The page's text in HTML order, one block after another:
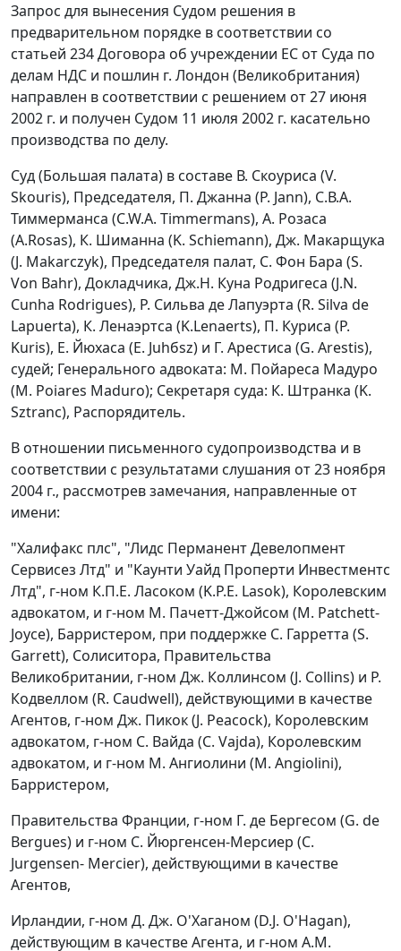
Запрос для вынесения Судом решения в
предварительном порядке в соответствии со
статьей 234 Договора об учреждении ЕС от Суда по
делам НДС и пошлин г. Лондон (Великобритания)
направлен в соответствии с решением от 27 июня
2002 г. и получен Судом 11 июля 2002 г. касательно
производства по делу.
Суд (Большая палата) в составе В. Скоуриса (V.
Skouris), Председателя, П. Джанна (P. Jann), С.В.А.
Тиммерманса (C.W.A. Timmermans), А. Розаса
(A.Rosas), К. Шиманна (K. Schiemann), Дж. Макарщука
(J. Makarczyk), Председателя палат, С. Фон Бара (S.
Von Bahr), Докладчика, Дж.Н. Куна Родригеса (J.N.
Cunha Rodrigues), Р. Сильва де Лапуэрта (R. Silva de
Lapuerta), К. Ленаэртса (K.Lenaerts), П. Куриса (P.
Kuris), Е. Йюхаса (E. Juhбsz) и Г. Арестиса (G. Arestis),
судей; Генерального адвоката: М. Пойареса Мадуро
(M. Poiares Maduro); Секретаря суда: К. Штранка (K.
Sztranc), Распорядитель.
В отношении письменного судопроизводства и в
соответствии с результатами слушания от 23 ноября
2004 г., рассмотрев замечания, направленные от
имени:
"Халифакс плс", "Лидс Перманент Девелопмент
Сервисез Лтд" и "Каунти Уайд Проперти Инвестментс
Лтд", г-ном К.П.Е. Ласоком (K.P.E. Lasok), Королевским
адвокатом, и г-ном M. Пачетт-Джойсом (M. Patchett-
Joyce), Барристером, при поддержке С. Гарретта (S.
Garrett), Солиситора, Правительства
Великобритании, г-ном Дж. Коллинсом (J. Collins) и Р.
Кодвеллом (R. Caudwell), действующими в качестве
Агентов, г-ном Дж. Пикок (J. Peacock), Королевским
адвокатом, г-ном С. Вайда (C. Vajda), Королевским
адвокатом, и г-ном М. Ангиолини (M. Angiolini),
Барристером,
Правительства Франции, г-ном Г. де Бергесом (G. de
Bergues) и г-ном С. Йюргенсен-Мерсиер (C.
Jurgensen- Mercier), действующими в качестве
Агентов,
Ирландии, г-ном Д. Дж. О'Хаганом (D.J. O'Hagan),
действующим в качестве Агента, и г-ном А.М.